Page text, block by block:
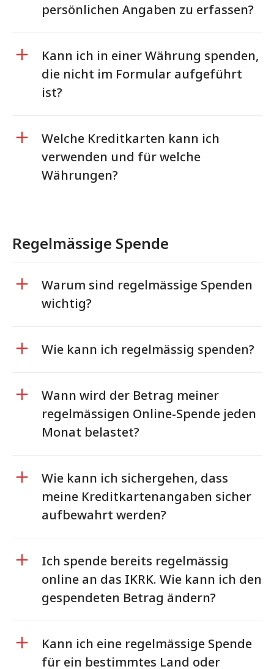
persönlichen Angaben zu erfassen?
Kann ich in einer Währung spenden,
die nicht im Formular aufgeführt
ist?
Welche Kreditkarten kann ich
verwenden und für welche
Währungen?
Regelmässige Spende
Warum sind regelmässige Spenden
wichtig?
Wie kann ich regelmässig spenden?
Wann wird der Betrag meiner
regelmässigen Online-Spende jeden
Monat belastet?
Wie kann ich sichergehen, dass
meine Kreditkartenangaben sicher
aufbewahrt werden?
Ich spende bereits regelmässig
online an das IKRK. Wie kann ich den
gespendeten Betrag ändern?
Kann ich eine regelmässige Spende
für ein bestimmtes Land oder